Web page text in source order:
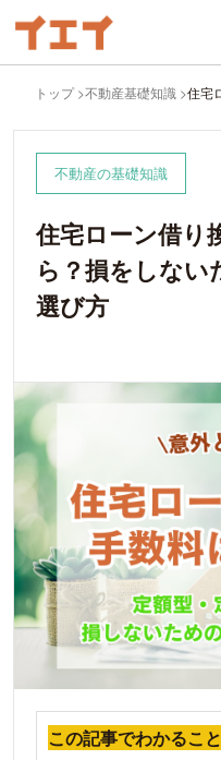
トップ 不動産基礎知識 住宅
不動産の基礎知識
住宅ローン借り
ら？損をしない
選び方
この記事でわかること